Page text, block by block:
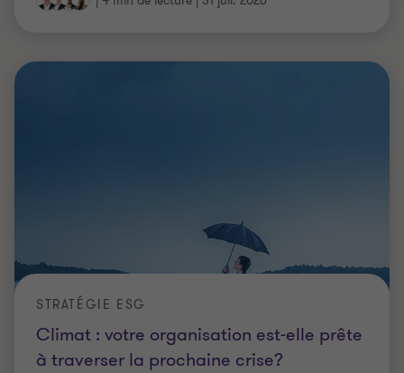
Climat : votre organisation est-elle prête
à traverser la prochaine crise?
STRATÉGIE ESG